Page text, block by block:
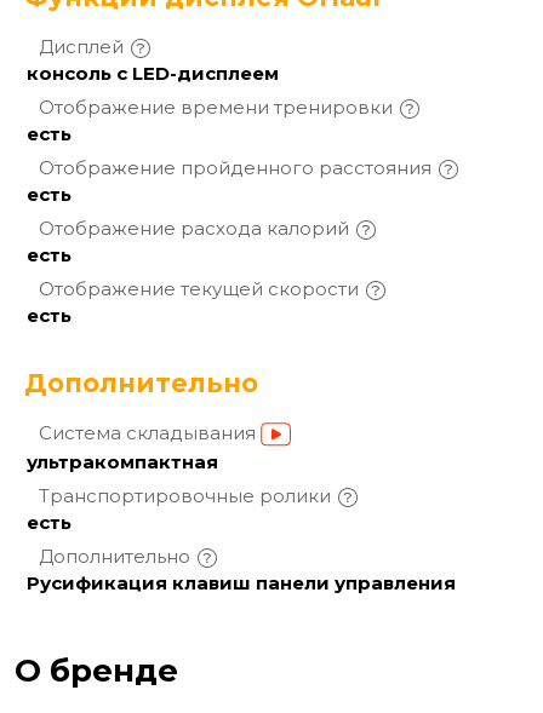
Дисплей
консоль с LED-дисплеем
Отображение времени тренировки
есть
Отображение пройденного расстояния
есть
Отображение расхода калорий
есть
Отображение текущей скорости
есть
Дополнительно
Система складывания
ультракомпактная
Транспортировочные ролики
есть
Дополнительно
Русификация клавиш панели управления
О бренде